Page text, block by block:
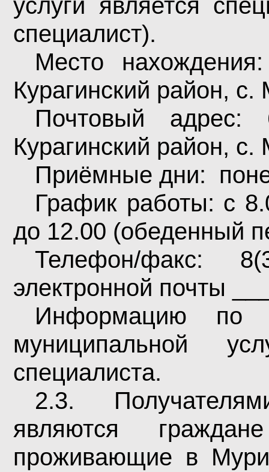
специалист).
Место
Курагинский район,
Почтовый адрес:
Курагинский район,
Приёмные дни:
График работы: с
до 12.00 (обеденный
Телефон/факс:
электронной почты
Информацию по
муниципальной
специалиста.
2.3.
являются
проживающие в